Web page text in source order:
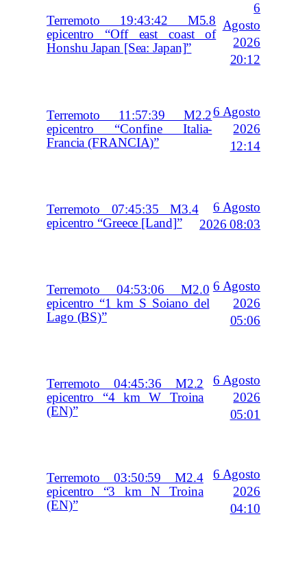
Terremoto 19:43:42 M5.8
epicentro “Off east coast of
Honshu Japan [Sea: Japan]”
6
Agosto
2026
20:12
Terremoto 11:57:39 M2.2
epicentro “Confine Italia-
Francia (FRANCIA)”
6 Agosto
2026
12:14
Terremoto 07:45:35 M3.4
epicentro “Greece [Land]”
6 Agosto
2026 08:03
Terremoto 04:53:06 M2.0
epicentro “1 km S Soiano del
Lago (BS)”
6 Agosto
2026
05:06
Terremoto 04:45:36 M2.2
epicentro “4 km W Troina
(EN)”
6 Agosto
2026
05:01
Terremoto 03:50:59 M2.4
epicentro “3 km N Troina
(EN)”
6 Agosto
2026
04:10